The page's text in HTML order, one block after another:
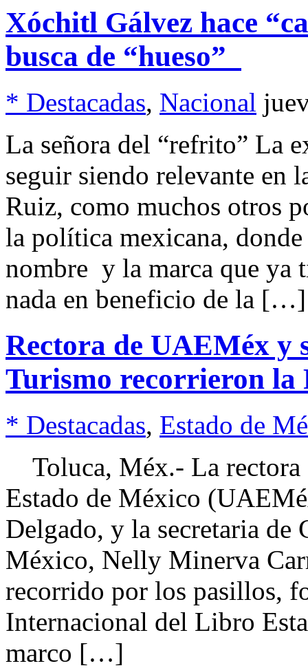
Xóchitl Gálvez hace
busca de “hueso”
* Destacadas, Nacional
La señora del “refrito” La
seguir siendo relevante
Ruiz, como muchos otros
la política mexicana,
nombre y la marca que ya
nada en beneficio de la […]
Rectora de UAEMéx y
Turismo recorrieron la
* Destacadas, Estado de
Toluca, Méx.- La rectora
Estado de México
Delgado, y la secretaria de
México, Nelly Minerva
recorrido por los pasillos,
Internacional del Libro
marco […]